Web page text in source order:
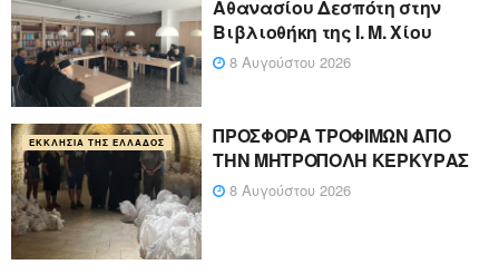
Αθανασίου Δεσπότη στην
Βιβλιοθήκη της Ι. Μ. Χίου
8 Αυγούστου 2026
ΕΚΚΛΗΣΊΑ ΤΗΣ ΕΛΛΆΔΟΣ
ΠΡΟΣΦΟΡΑ ΤΡΟΦΙΜΩΝ ΑΠΟ
ΤΗΝ ΜΗΤΡΟΠΟΛΗ ΚΕΡΚΥΡΑΣ
8 Αυγούστου 2026